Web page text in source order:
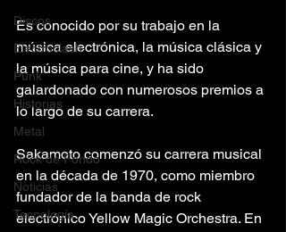
Discos
Electroclash
Punk
Historias
Metal
Rock de Fondo
Noticias
Tecnología
Es conocido por su trabajo en la
música electrónica, la música clásica y
la música para cine, y ha sido
galardonado con numerosos premios a
lo largo de su carrera.
Sakamoto comenzó su carrera musical
en la década de 1970, como miembro
fundador de la banda de rock
electrónico Yellow Magic Orchestra. En